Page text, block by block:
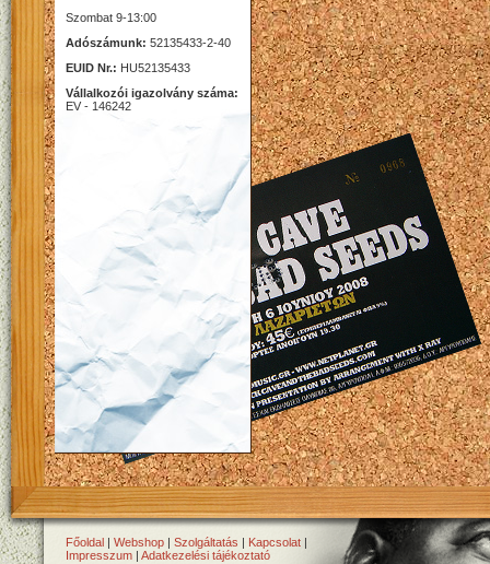
Szombat 9-13:00
Adószámunk: 52135433-2-40
EUID Nr.: HU52135433
Vállalkozói igazolvány száma:
EV - 146242
Főoldal | Webshop | Szolgáltatás | Kapcsolat |
Impresszum | Adatkezelési tájékoztató